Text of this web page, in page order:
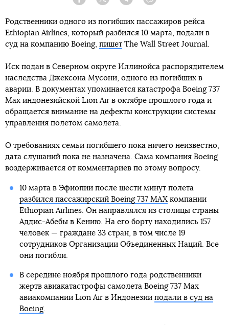
Facebook Twitter Telegram
Родственники одного из погибших пассажиров рейса
Ethiopian Airlines, который разбился 10 марта, подали в
суд на компанию Boeing, пишет The Wall Street Journal.
Иск подан в Северном округе Иллинойса распорядителем
наследства Джексона Мусони, одного из погибших в
аварии. В документах упоминается катастрофа Boeing 737
Max индонезийской Lion Air в октябре прошлого года и
обращается внимание на дефекты конструкции системы
управления полетом самолета.
О требованиях семьи погибшего пока ничего неизвестно,
дата слушаний пока не назначена. Сама компания Boeing
воздерживается от комментариев по этому вопросу.
10 марта в Эфиопии после шести минут полета
разбился пассажирский Boeing 737 MAXкомпании
Ethiopian Airlines. Он направлялся из столицы страны
Аддис-Абебы в Кению. На его борту находились 157
человек — граждане 33 стран, в том числе 19
сотрудников Организации Объединенных Наций. Все
они погибли.
В середине ноября прошлого года родственники
жертв авиакатастрофы самолета Boeing 737 Max
авиакомпании Lion Air в Индонезии подали в суд на
Boeing.